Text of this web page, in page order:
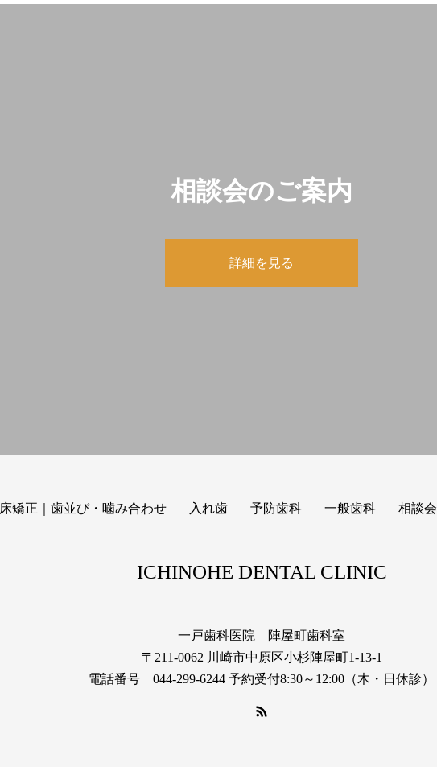
相談会のご案内
詳細を見る
床矯正｜歯並び・噛み合わせ 入れ歯 予防歯科 一般歯科 相談会
ICHINOHE DENTAL CLINIC
一戸歯科医院 陣屋町歯科室
〒211-0062 川崎市中原区小杉陣屋町1-13-1
電話番号 044-299-6244 予約受付8:30～12:00（木・日休診）